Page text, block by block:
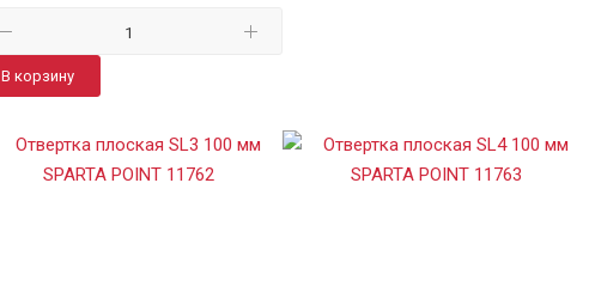
В корзину